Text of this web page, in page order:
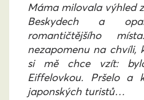
Máma milovala výhled
Beskydech a
romantičtějšího
nezapomenu na chvíli,
si mě chce vzít:
Eiffelovkou. Pršelo a
japonských turistů…